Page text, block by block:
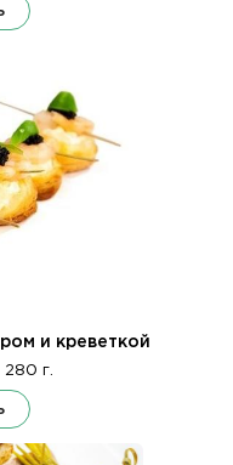
и креветкой
280 г.